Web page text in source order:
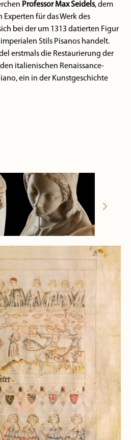
Professor Max Seidels, dem
für das Werk des
bei der um 1313 datierten Figur
Stils Pisanos handelt.
erstmals die Restaurierung der
italienischen Renaissance-
ein in der Kunstgeschichte